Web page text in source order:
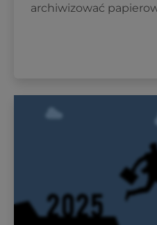
archiwizować